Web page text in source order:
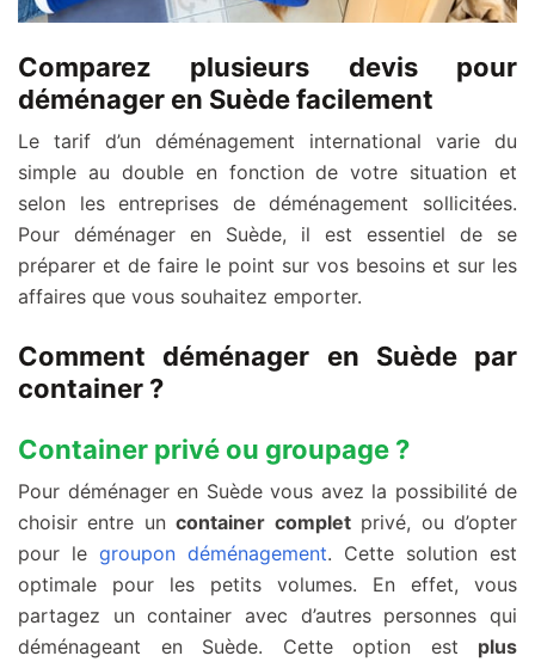
Comparez plusieurs devis pour
déménager en Suède facilement
Le tarif d’un déménagement international varie du
simple au double en fonction de votre situation et
selon les entreprises de déménagement sollicitées.
Pour déménager en Suède, il est essentiel de se
préparer et de faire le point sur vos besoins et sur les
affaires que vous souhaitez emporter.
Comment déménager en Suède par
container ?
Container privé ou groupage ?
Pour déménager en Suède vous avez la possibilité de
choisir entre uncontainer completprivé, ou d’opter
pour le groupon déménagement. Cette solution est
optimale pour les petits volumes. En effet, vous
partagez un container avec d’autres personnes qui
déménageant en Suède. Cette option est plus